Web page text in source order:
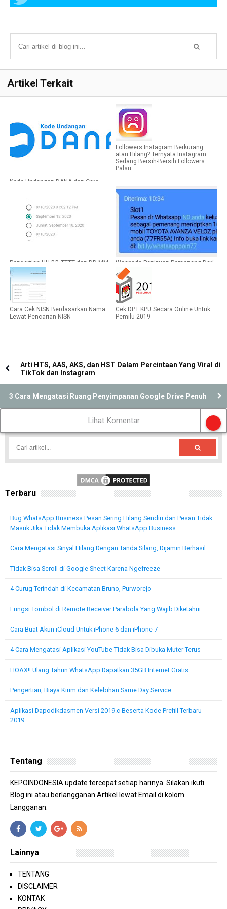
Artikel Terkait
Kode Undangan DANA dan Cara
Followers Instagram Berkurang
atau Hilang? Ternyata Instagram
Sedang Bersih-Bersih Followers
Palsu
Pengertian HH-BB-TTTT dan DD-MM-
YYYY Dalam Tanggal
Waspada Penipuan Pemenang Dari
WhatsApp Berhadiah Mobil dan
Motor
Cara Cek NISN Berdasarkan Nama
Lewat Pencarian NISN
Cek DPT KPU Secara Online Untuk
Pemilu 2019
Arti HTS, AAS, AKS, dan HST Dalam Percintaan Yang Viral di
TikTok dan Instagram
3 Cara Mengatasi Ruang Penyimpanan Google Drive Penuh
Lihat Komentar
Terbaru
Bug WhatsApp Business Pesan Sering Hilang Sendiri dan Pesan Tidak
Masuk Jika Tidak Membuka Aplikasi WhatsApp Business
Cara Mengatasi Sinyal Hilang Dengan Tanda Silang, Dijamin Berhasil
Tidak Bisa Scroll di Google Sheet Karena Ngefreeze
4 Curug Terindah di Kecamatan Bruno, Purworejo
Fungsi Tombol di Remote Receiver Parabola Yang Wajib Diketahui
Cara Buat Akun iCloud Untuk iPhone 6 dan iPhone 7
4 Cara Mengatasi Aplikasi YouTube Tidak Bisa Dibuka Muter Terus
HOAX!! Ulang Tahun WhatsApp Dapatkan 35GB Internet Gratis
Pengertian, Biaya Kirim dan Kelebihan Same Day Service
Aplikasi Dapodikdasmen Versi 2019.c Beserta Kode Prefill Terbaru
2019
Tentang
KEPOINDONESIA update tercepat setiap harinya. Silakan ikuti
Blog ini atau berlangganan Artikel lewat Email di kolom
Langganan.
Lainnya
TENTANG
DISCLAIMER
KONTAK